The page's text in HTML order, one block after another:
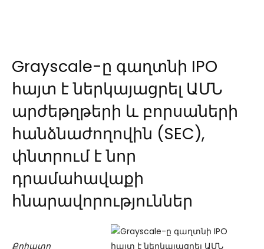
Grayscale-ը գաղտնի IPO
հայտ է ներկայացրել ԱՄՆ
արժեթղթերի և բորսաների
հանձնաժողովին (SEC),
փնտրում է նոր
դրամահավաքի
հնարավորություններ
Քրիպտո